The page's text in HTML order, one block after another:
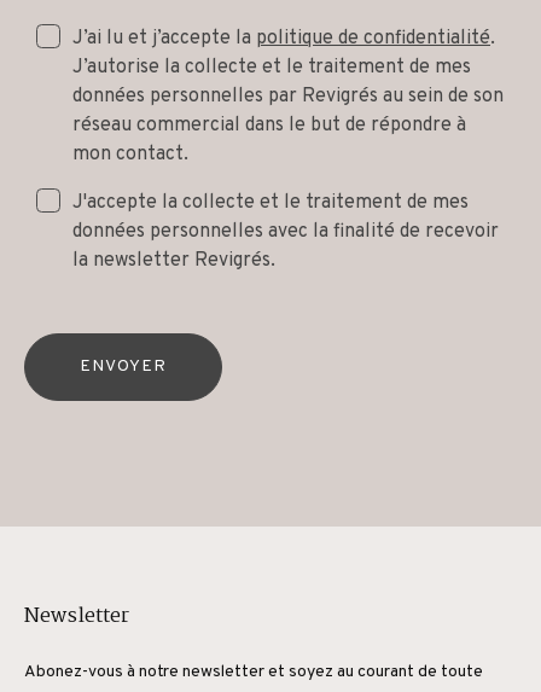
J’ai lu et j’accepte la politique de confidentialité.
J’autorise la collecte et le traitement de mes
données personnelles par Revigrés au sein de son
réseau commercial dans le but de répondre à
mon contact.
J'accepte la collecte et le traitement de mes
données personnelles avec la finalité de recevoir
la newsletter Revigrés.
ENVOYER
Newsletter
Abonez-vous à notre newsletter et soyez au courant de toute